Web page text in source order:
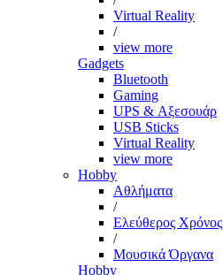
Virtual Reality
/
view more
Gadgets
Bluetooth
Gaming
UPS & Αξεσουάρ
USB Sticks
Virtual Reality
view more
Hobby
Αθλήματα
/
Ελεύθερος Χρόνος
/
Μουσικά Όργανα
Hobby